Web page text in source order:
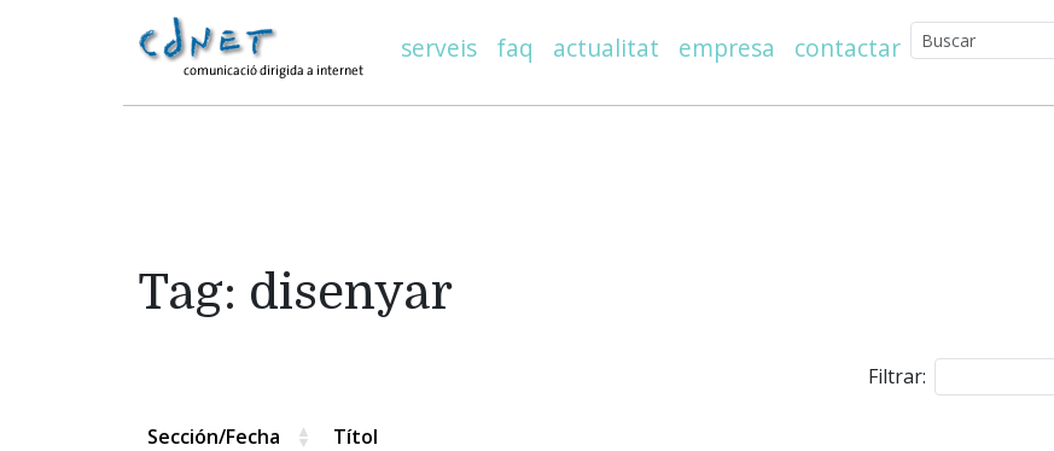
serveis faq actualitat empresa contactar
Tag: disenyar
Filtrar:
Sección/Fecha
Títol